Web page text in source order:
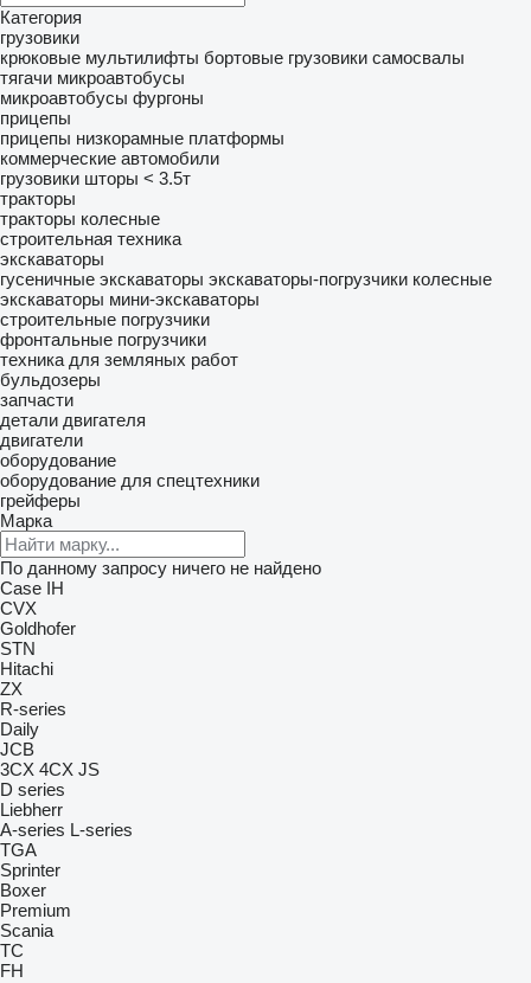
Категория
грузовики
крюковые мультилифты бортовые грузовики самосвалы
тягачи микроавтобусы
микроавтобусы фургоны
прицепы
прицепы низкорамные платформы
коммерческие автомобили
грузовики шторы < 3.5т
тракторы
тракторы колесные
строительная техника
экскаваторы
гусеничные экскаваторы экскаваторы-погрузчики колесные
экскаваторы мини-экскаваторы
строительные погрузчики
фронтальные погрузчики
техника для земляных работ
бульдозеры
запчасти
детали двигателя
двигатели
оборудование
оборудование для спецтехники
грейферы
Марка
По данному запросу ничего не найдено
Case IH
CVX
Goldhofer
STN
Hitachi
ZX
R-series
Daily
JCB
3CX 4CX JS
D series
Liebherr
A-series L-series
TGA
Sprinter
Boxer
Premium
Scania
TC
FH